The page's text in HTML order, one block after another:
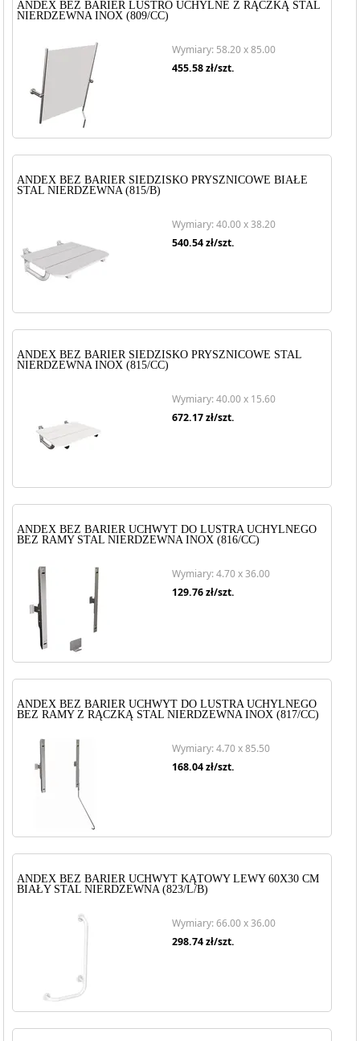
ANDEX BEZ BARIER LUSTRO UCHYLNE Z RĄCZKĄ STAL
NIERDZEWNA INOX (809/CC)
Wymiary: 58.20 x 85.00
455.58zł/szt.
ANDEX BEZ BARIER SIEDZISKO PRYSZNICOWE BIAŁE
STAL NIERDZEWNA (815/B)
Wymiary: 40.00 x 38.20
540.54zł/szt.
ANDEX BEZ BARIER SIEDZISKO PRYSZNICOWE STAL
NIERDZEWNA INOX (815/CC)
Wymiary: 40.00 x 15.60
672.17zł/szt.
ANDEX BEZ BARIER UCHWYT DO LUSTRA UCHYLNEGO
BEZ RAMY STAL NIERDZEWNA INOX (816/CC)
Wymiary: 4.70 x 36.00
129.76zł/szt.
ANDEX BEZ BARIER UCHWYT DO LUSTRA UCHYLNEGO
BEZ RAMY Z RĄCZKĄ STAL NIERDZEWNA INOX (817/CC)
Wymiary: 4.70 x 85.50
168.04zł/szt.
ANDEX BEZ BARIER UCHWYT KĄTOWY LEWY 60X30 CM
BIAŁY STAL NIERDZEWNA (823/L/B)
Wymiary: 66.00 x 36.00
298.74zł/szt.